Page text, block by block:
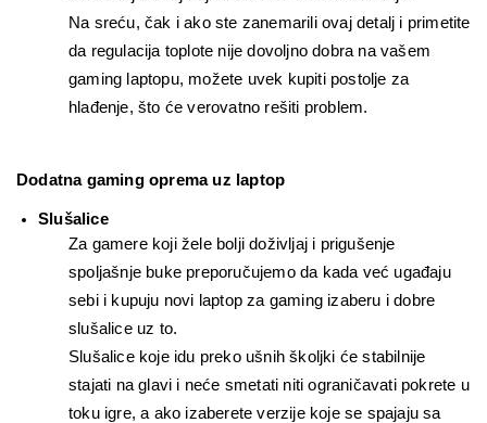
Na sreću, čak i ako ste zanemarili ovaj detalj i primetite
da regulacija toplote nije dovoljno dobra na vašem
gaming laptopu, možete uvek kupiti postolje za
hlađenje, što će verovatno rešiti problem.
Dodatna gaming oprema uz laptop
Slušalice
Za gamere koji žele bolji doživljaj i prigušenje
spoljašnje buke preporučujemo da kada već ugađaju
sebi i kupuju novi laptop za gaming izaberu i dobre
slušalice uz to.
Slušalice koje idu preko ušnih školjki će stabilnije
stajati na glavi i neće smetati niti ograničavati pokrete u
toku igre, a ako izaberete verzije koje se spajaju sa